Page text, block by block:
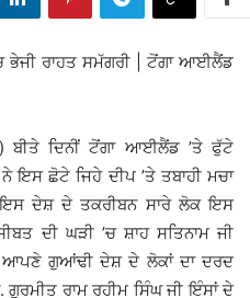
ਭੇਜੀ ਰਾਹਤ ਸਮੱਗਰੀ | ਟੋਂਗਾ ਆਈਲੈਂਡ
ਬੀਤੇ ਦਿਨੀਂ ਟੋਂਗਾ ਆਈਲੈਂਡ ’ਤੇ ਫੁੱਟੇ
ਇਸ ਛੋਟੇ ਜਿਹੇ ਦੀਪ ’ਤੇ ਤਬਾਹੀ ਮਚਾ
ਇਸ ਦੇਸ਼ ਦੇ ਤਕਰੀਬਨ ਸਾਰੇ ਲੋਕ ਇਸ
ਦੀ ਘੜੀ ’ਚ ਸ਼ਾਹ ਸਤਿਨਾਮ ਜੀ
ਗੁਆਂਢੀ ਦੇਸ਼ ਦੇ ਲੋਕਾਂ ਦਾ ਦਰਦ
ਰਾਮ ਰਹੀਮ ਸਿੰਘ ਜੀ ਇੰਸਾਂ ਦੇ